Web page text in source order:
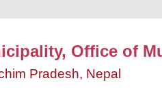
Office of
Pradesh, Nepal